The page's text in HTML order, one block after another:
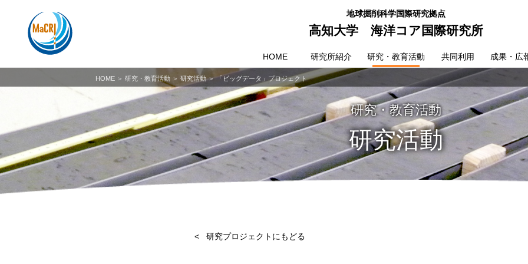
地球掘削科学国際研究拠点
高知大学 海洋コア国際研究所
HOME 研究所紹介 研究・教育活動 共同利用 成果・広
HOME ＞ 研究・教育活動 ＞ 研究活動＞ 「ビッグデータ」プロジェクト
研究・教育活動
研究活動
研究プロジェクトにもどる